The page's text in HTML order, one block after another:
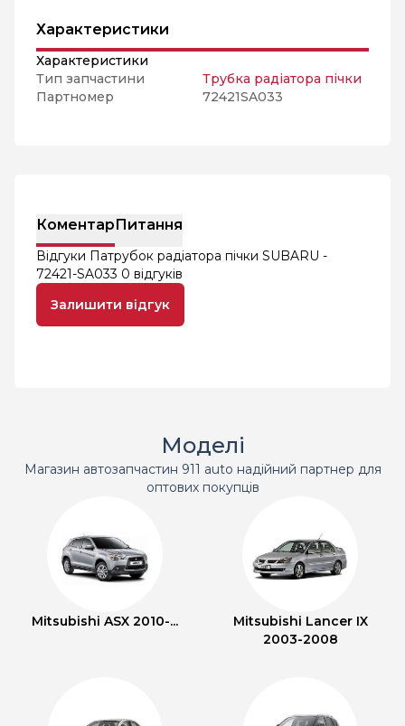
Характеристики
Характеристики
Тип запчастини
Трубка радіатора пічки
Партномер
72421SA033
КоментарПитання
Відгуки Патрубок радіатора пічки SUBARU -
72421-SA033 0 відгуків
Залишити відгук
Моделі
Магазин автозапчастин 911 auto надійний партнер для
оптових покупців
Mitsubishi ASX 2010-...
Mitsubishi Lancer IX
2003-2008